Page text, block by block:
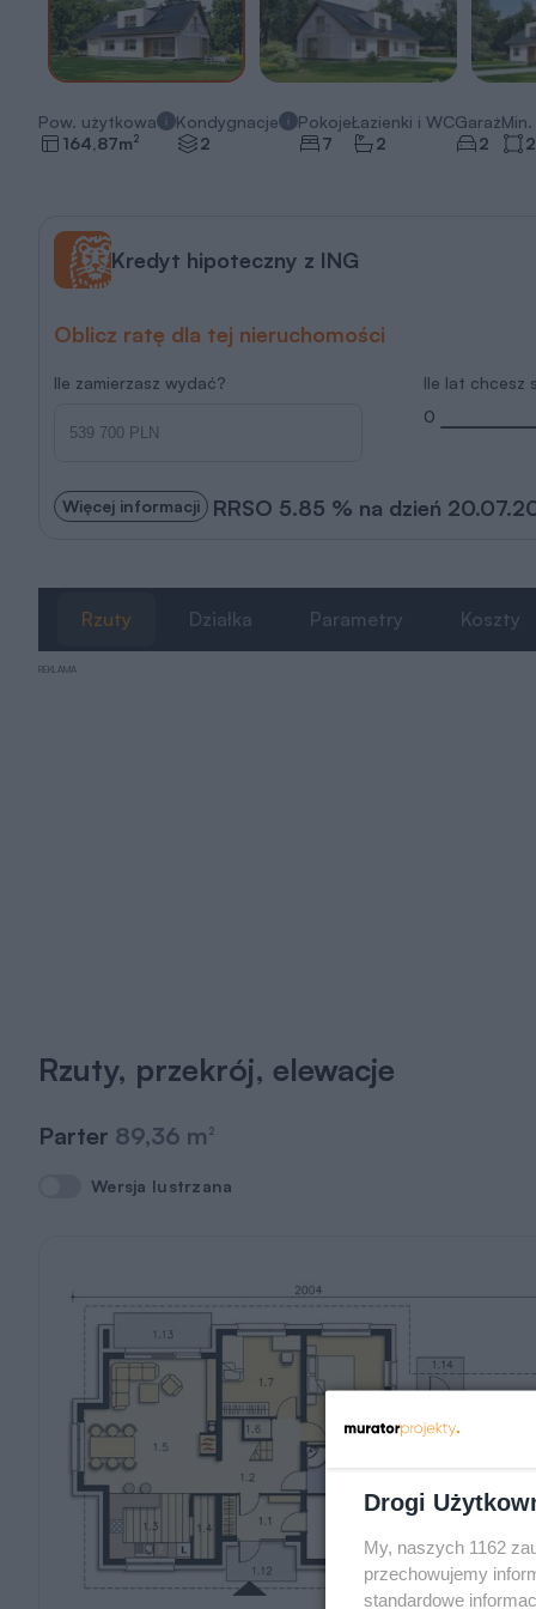
Pow. użytkowa
164,87m2
Kondygnacje
2
Pokoje
7
Łazienki i WC
2
Garaż
2
Min.
Kredyt hipoteczny z ING
Oblicz ratę dla tej nieruchomości
Ile zamierzasz wydać?
Ile lat chcesz
0
Więcej informacji RRSO 5.85 % na dzień
Rzuty Działka Parametry Koszty
REKLAMA
Rzuty, przekrój, elewacje
Parter 89,36 m 2
Wersja lustrzana
Wersja lustrzana
Drogi
My, naszych 1162
przechowujemy
standardowe